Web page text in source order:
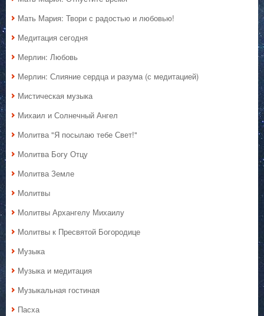
Мать Мария: Твори с радостью и любовью!
Медитация сегодня
Мерлин: Любовь
Мерлин: Слияние сердца и разума (с медитацией)
Мистическая музыка
Михаил и Солнечный Ангел
Молитва "Я посылаю тебе Свет!"
Молитва Богу Отцу
Молитва Земле
Молитвы
Молитвы Архангелу Михаилу
Молитвы к Пресвятой Богородице
Музыка
Музыка и медитация
Музыкальная гостиная
Пасха